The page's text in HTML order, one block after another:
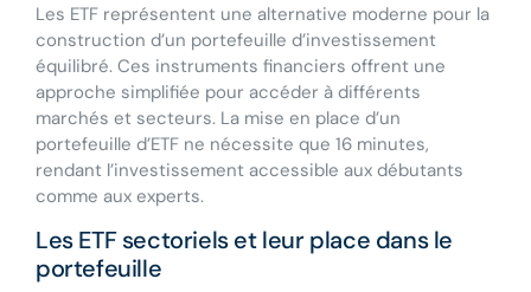
Les ETF représentent une alternative moderne pour la
construction d’un portefeuille d’investissement
équilibré. Ces instruments financiers offrent une
approche simplifiée pour accéder à différents
marchés et secteurs. La mise en place d’un
portefeuille d’ETF ne nécessite que 16 minutes,
rendant l’investissement accessible aux débutants
comme aux experts.
Les ETF sectoriels et leur place dans le
portefeuille